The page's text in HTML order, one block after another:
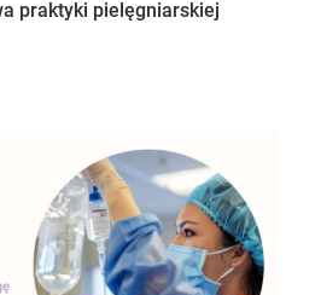
praktyki pielęgniarskiej